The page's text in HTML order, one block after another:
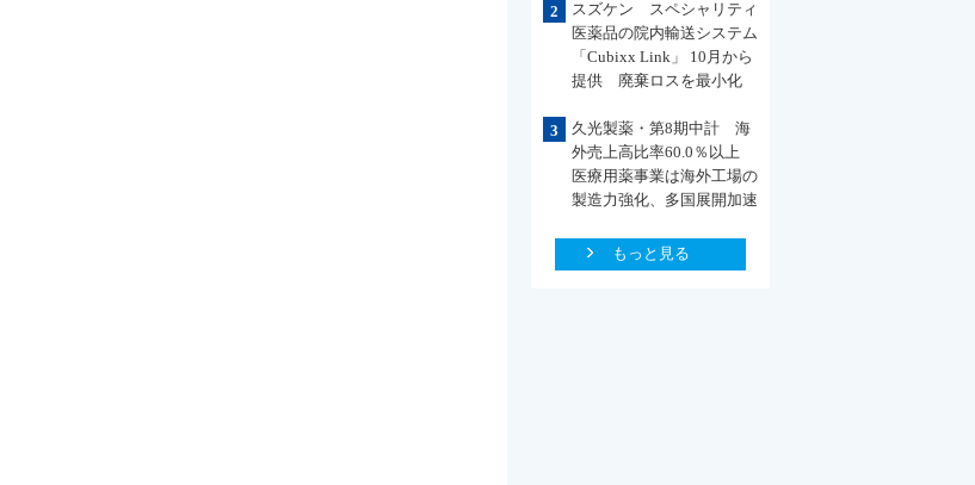
2
スズケン スペシャリティ
医薬品の院内輸送システム
「Cubixx Link」 10月から
提供 廃棄ロスを最小化
3
久光製薬・第8期中計 海
外売上高比率60.0％以上
医療用薬事業は海外工場の
製造力強化、多国展開加速
もっと見る